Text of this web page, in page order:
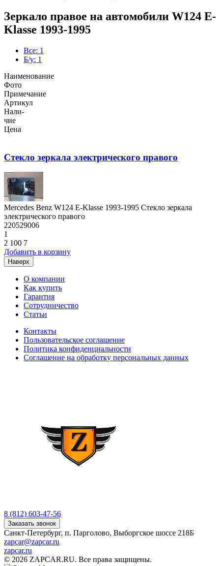
Зеркало правое на автомобили W124 E-
Klasse 1993-1995
Все: 1
Б/у: 1
Наименование
Фото
Примечание
Артикул
Нали-
чие
Цена
Стекло зеркала электрического правого
Mercedes Benz W124 E-Klasse 1993-1995 Стекло зеркала
электрического правого
220529006
1
2 100 7
Добавить в корзину
Наверх
О компании
Как купить
Гарантия
Сотрудничество
Статьи
Контакты
Пользовательское соглашение
Политика конфиденциальности
Соглашение на обработку персональных данных
8 (812) 603-47-56
Заказать звонок
Санкт-Петербург, п. Парголово, Выборгское шоссе 218Б
zapcar@zapcar.ru
zapcar.ru
© 2026 ZAPCAR.RU. Все права защищены.